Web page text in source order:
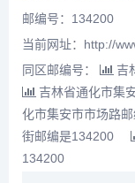
邮编号：134200
当前网址：http://
同区邮编号：
吉
吉林省通化市集
化市集安市市场路
街邮编是134200
134200